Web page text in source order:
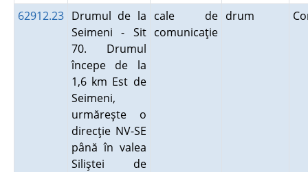
62912.23 Drumul de la
Seimeni - Sit
70. Drumul
începe de la
1,6 km Est de
Seimeni,
urmăreşte o
direcţie NV-SE
până în valea
Siliştei de
cale de
comunicaţie
drum